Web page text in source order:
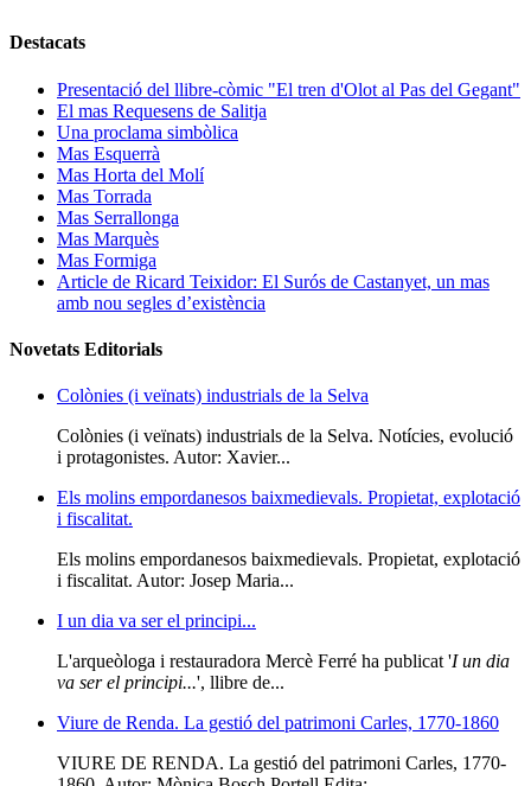
Destacats
Presentació del llibre-còmic "El tren d'Olot al Pas del Gegant"
El mas Requesens de Salitja
Una proclama simbòlica
Mas Esquerrà
Mas Horta del Molí
Mas Torrada
Mas Serrallonga
Mas Marquès
Mas Formiga
Article de Ricard Teixidor: El Surós de Castanyet, un mas
amb nou segles d’existència
Novetats Editorials
Colònies (i veïnats) industrials de la Selva
Colònies (i veïnats) industrials de la Selva. Notícies, evolució
i protagonistes. Autor: Xavier...
Els molins empordanesos baixmedievals. Propietat, explotació
i fiscalitat.
Els molins empordanesos baixmedievals. Propietat, explotació
i fiscalitat. Autor: Josep Maria...
I un dia va ser el principi...
L'arqueòloga i restauradora Mercè Ferré ha publicat 'I un dia
va ser el principi...', llibre de...
Viure de Renda. La gestió del patrimoni Carles, 1770-1860
VIURE DE RENDA. La gestió del patrimoni Carles, 1770-